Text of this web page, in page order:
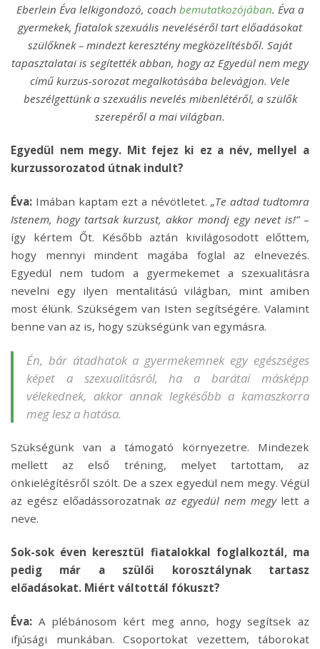
Eberlein Éva lelkigondozó, coach bemutatkozójában. Éva a
gyermekek, fiatalok szexuális neveléséről tart előadásokat
szülőknek – mindezt keresztény megközelítésből. Saját
tapasztalatai is segítették abban, hogy az Egyedül nem megy
című kurzus-sorozat megalkotásába belevágjon. Vele
beszélgettünk a szexuális nevelés mibenlétéről, a szülők
szerepéről a mai világban.
Egyedül nem megy. Mit fejez ki ez a név, mellyel a
kurzussorozatod útnak indult?
Éva: Imában kaptam ezt a névötletet. „Te adtad tudtomra
Istenem, hogy tartsak kurzust, akkor mondj egy nevet is!”–
így kértem Őt. Később aztán kivilágosodott előttem,
hogy mennyi mindent magába foglal az elnevezés.
Egyedül nem tudom a gyermekemet a szexualitásra
nevelni egy ilyen mentalitású világban, mint amiben
most élünk. Szükségem van Isten segítségére. Valamint
benne van az is, hogy szükségünk van egymásra.
Én, bár átadhatok a gyermekemnek egy egészséges
képet a szexualitásról, ha a barátai másképp
vélekednek, akkor annak legkésőbb a kamaszkorra
meg lesz a hatása.
Szükségünk van a támogató környezetre. Mindezek
mellett az első tréning, melyet tartottam, az
önkielégítésről szólt. De a szex egyedül nem megy. Végül
az egész előadássorozatnakaz egyedül nem megylett a
neve.
Sok-sok éven keresztül fiatalokkal foglalkoztál, ma
pedig már a szülői korosztálynak tartasz
előadásokat. Miért váltottál fókuszt?
Éva: A plébánosom kért meg anno, hogy segítsek az
ifjúsági munkában. Csoportokat vezettem, táborokat